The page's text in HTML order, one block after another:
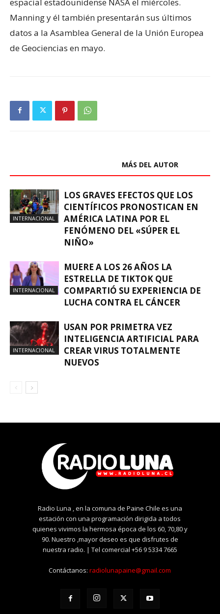
Manning y él también presentarán sus últimos
datos a la Asamblea General de la Unión Europea
de Geociencias en mayo.
MÁS DEL AUTOR
INTERNACIONAL
LOS GRAVES EFECTOS QUE LOS
CIENTÍFICOS PRONOSTICAN EN
AMÉRICA LATINA POR EL
FENÓMENO DEL «SÚPER EL
NIÑO»
INTERNACIONAL
MUERE A LOS 26 AÑOS LA
ESTRELLA DE TIKTOK QUE
COMPARTIÓ SU EXPERIENCIA DE
LUCHA CONTRA EL CÁNCER
INTERNACIONAL
USAN POR PRIMETRA VEZ
INTELIGENCIA ARTIFICIAL PARA
CREAR VIRUS TOTALMENTE
NUEVOS
Radio Luna , en la comuna de Paine Chile es una
estación con una programación dirigida a todos
quienes vivimos la hermosa época de los 60, 70,80 y
90. Nuestro ,mayor deseo es que disfrutes de
nuestra radio. | Tel comercial +56 9 5334 7665
Contáctanos:radiolunapaine@gmail.com